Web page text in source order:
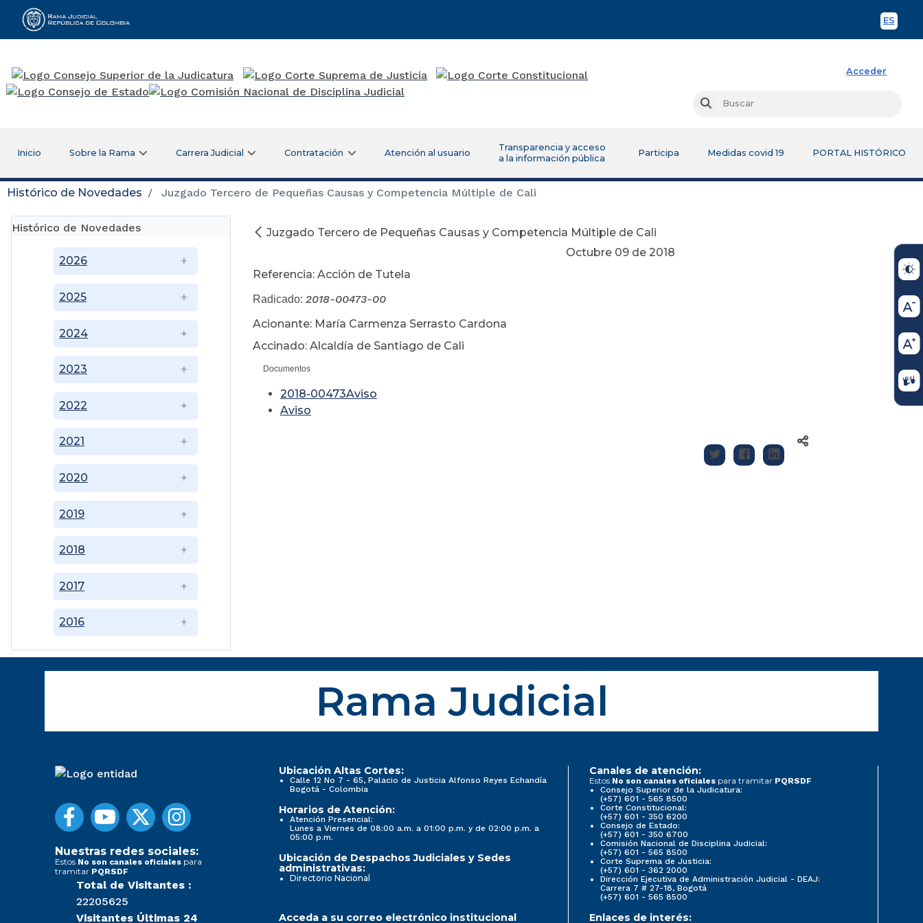
ES
Rama Judicial
Acceder
Buscar
Inicio Sobre la Rama Carrera Judicial Contratación Atención al usuario
Transparencia y acceso
a la información pública
Participa Medidas covid 19 PORTAL HISTÓRICO
Histórico de Novedades Juzgado Tercero de Pequeñas Causas y Competencia Múltiple de Cali
Histórico de Novedades
2016
2017
2018
2019
2020
2021
2022
2023
2024
2025
2026
Juzgado Tercero de Pequeñas Causas y Competencia Múltiple de Cali
Octubre 09 de 2018
Referencia: Acción de Tutela
Radicado: 2018-00473-00
Acionante: María Carmenza Serrasto Cardona
Accinado: Alcaldía de Santiago de Cali
Documentos
2018-00473Aviso
Aviso
Rama Judicial
Nuestras redes sociales:
Estos No son canales oficiales para
tramitar PQRSDF
Total de Visitantes :
22205625
Visitantes Últimas 24
Ubicación Altas Cortes:
Calle 12 No 7 - 65, Palacio de Justicia Alfonso Reyes Echandía
Bogotá - Colombia
Horarios de Atención:
Atención Presencial:
Lunes a Viernes de 08:00 a.m. a 01:00 p.m. y de 02:00 p.m. a
05:00 p.m.
Ubicación de Despachos Judiciales y Sedes
administrativas:
Directorio Nacional
Canales de atención:
Estos No son canales oficiales para tramitar PQRSDF
Consejo Superior de la Judicatura:
(+57) 601 - 565 8500
Corte Constitucional:
(+57) 601 - 350 6200
Consejo de Estado:
(+57) 601 - 350 6700
Comisión Nacional de Disciplina Judicial:
(+57) 601 - 565 8500
Corte Suprema de Justicia:
(+57) 601 - 362 2000
Dirección Ejecutiva de Administración Judicial - DEAJ:
Carrera 7 # 27-18, Bogotá
(+57) 601 - 565 8500
Acceda a su correo electrónico institucional Enlaces de interés: